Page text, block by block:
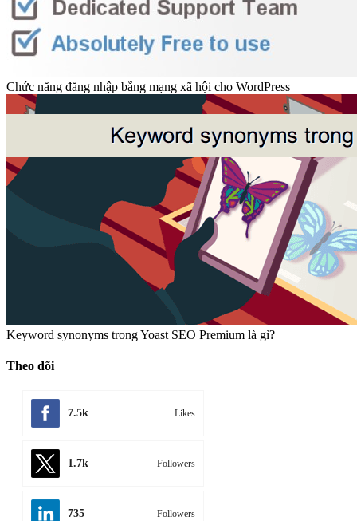
Chức năng đăng nhập bằng mạng xã hội cho WordPress
Keyword synonyms trong Yoast SEO Premium là gì?
Theo dõi
7.5k Likes
1.7k Followers
735 Followers